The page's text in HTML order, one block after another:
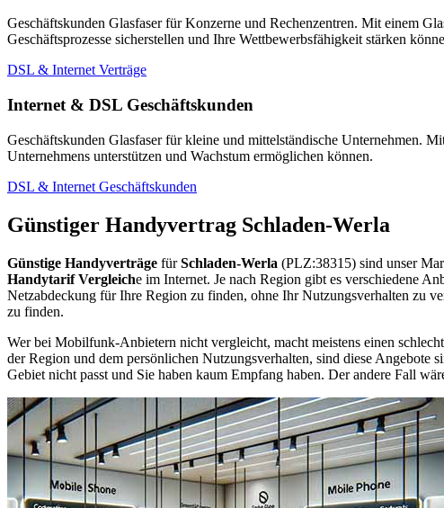
Geschäftskunden Glasfaser für Konzerne und Rechenzentren. Mit einem
Geschäftsprozesse sicherstellen und Ihre Wettbewerbsfähigkeit stärken
DSL & Internet Verträge
Internet & DSL Geschäftskunden
Geschäftskunden Glasfaser für kleine und mittelständische Unternehmen.
Unternehmens unterstützen und Wachstum ermöglichen können.
DSL & Internet Geschäftskunden
Günstiger Handyvertrag Schladen-Werla
Günstige Handyverträge fürSchladen-Werla (PLZ:38315) sind unser
Handytarif Vergleiche im Internet. Je nach Region gibt es verschiedene
Netzabdeckung für Ihre Region zu finden, ohne Ihr Nutzungsverhalten zu
zu finden.
Wer bei Mobilfunk-Anbietern nicht vergleicht, macht meistens einen
der Region und dem persönlichen Nutzungsverhalten, sind diese Angebote
Gebiet nicht passt und Sie haben kaum Empfang haben. Der andere Fall